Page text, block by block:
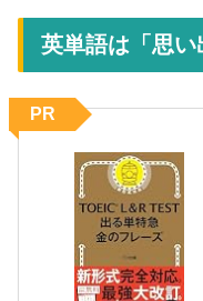
英単語は「思い
PR